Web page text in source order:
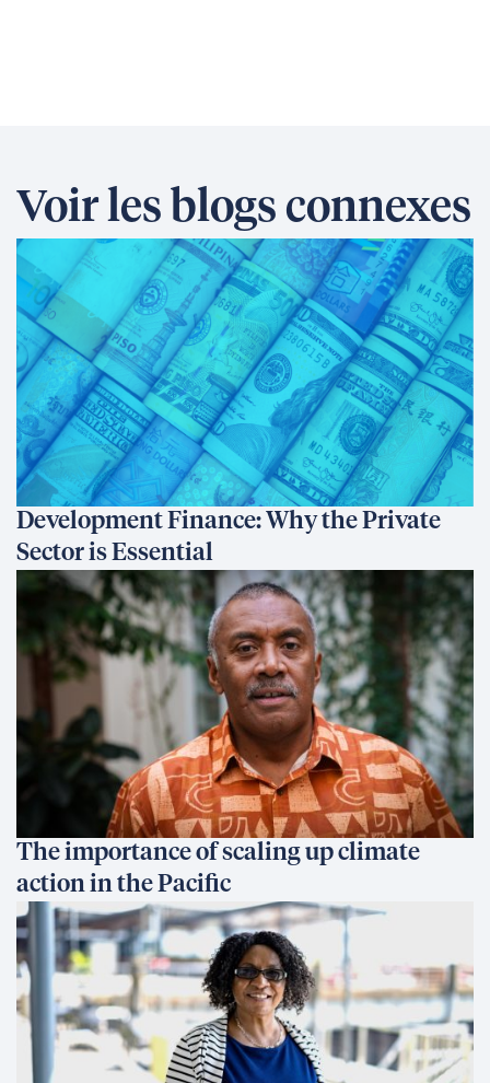
Voir les blogs connexes
Development Finance: Why the Private
Sector is Essential
The importance of scaling up climate
action in the Pacific